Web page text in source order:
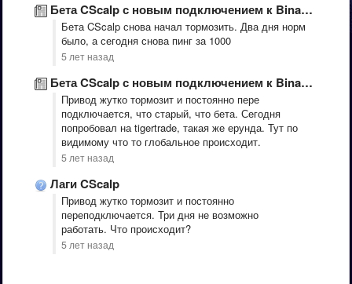
Бета CScalp с новым подключением к Binance
Бета CScalp снова начал тормозить. Два дня норм
было, а сегодня снова пинг за 1000
5 лет назад
Бета CScalp с новым подключением к Binance
Привод жутко тормозит и постоянно пере
подключается, что старый, что бета. Сегодня
попробовал на tigertrade, такая же ерунда. Тут по
видимому что то глобальное происходит.
5 лет назад
Лаги CScalp
Привод жутко тормозит и постоянно
переподключается. Три дня не возможно
работать. Что происходит?
5 лет назад